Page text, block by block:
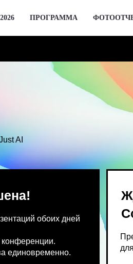
ПРОГРАММА
дней
Предпродажа
для спикеров
Ждем